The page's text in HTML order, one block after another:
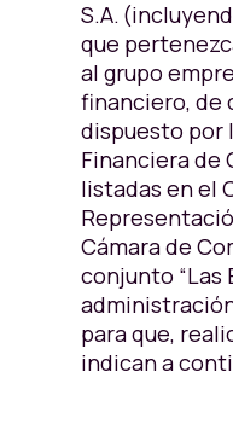
S.A.
que
al grupo
financiero, de
dispuesto por
Financiera de
listadas en el
Cámara de
conjunto “Las
para que,
indican a